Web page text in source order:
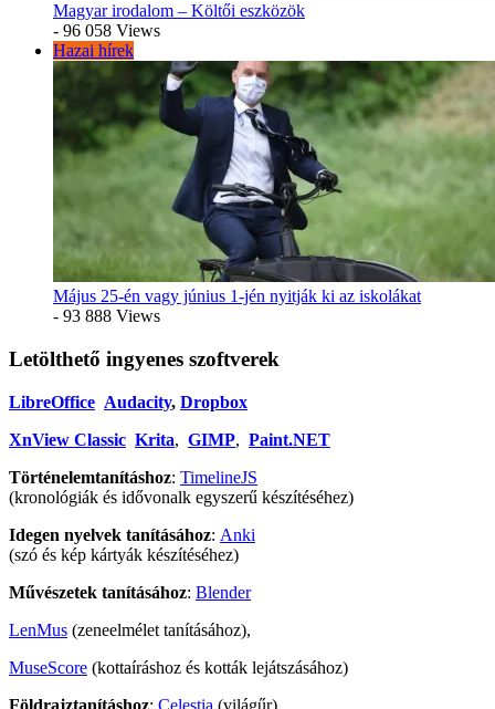
Magyar irodalom – Költői eszközök
- 96 058 Views
Hazai hírek
Május 25-én vagy június 1-jén nyitják ki az iskolákat
- 93 888 Views
Letölthető ingyenes szoftverek
LibreOffice Audacity, Dropbox
XnView Classic Krita, GIMP, Paint.NET
Történelemtanításhoz: TimelineJS
(kronológiák és idővonalk egyszerű készítéséhez)
Idegen nyelvek tanításához: Anki
(szó és kép kártyák készítéséhez)
Művészetek tanításához: Blender
LenMus (zeneelmélet tanításához),
MuseScore (kottaíráshoz és kották lejátszásához)
Földrajztanításhoz: Celestia (világűr),